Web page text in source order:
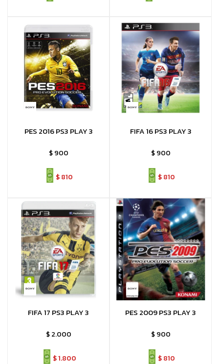
PES 2016 PS3 PLAY 3
$ 900
$810
FIFA 16 PS3 PLAY 3
$ 900
$810
FIFA 17 PS3 PLAY 3
$ 2.000
$1.800
PES 2009 PS3 PLAY 3
$ 900
$810